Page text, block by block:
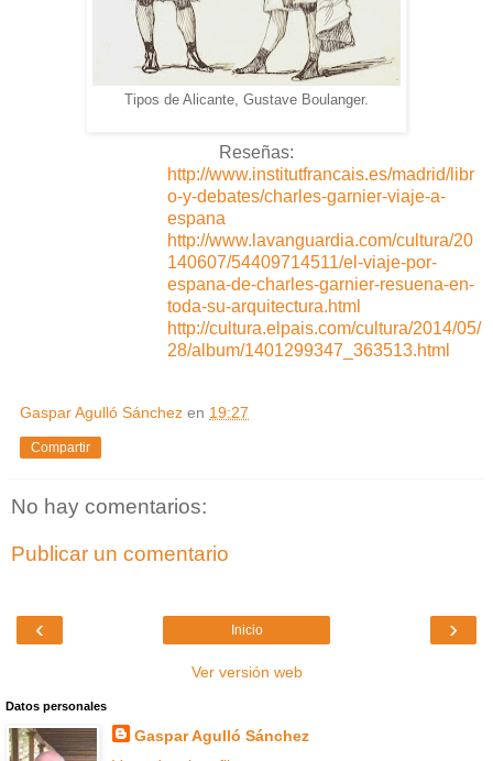
Tipos de Alicante, Gustave Boulanger.
Reseñas:
http://www.institutfrancais.es/madrid/libr
o-y-debates/charles-garnier-viaje-a-
espana
http://www.lavanguardia.com/cultura/20
140607/54409714511/el-viaje-por-
espana-de-charles-garnier-resuena-en-
toda-su-arquitectura.html
http://cultura.elpais.com/cultura/2014/05/
28/album/1401299347_363513.html
Gaspar Agulló Sánchez en 19:27
Compartir
No hay comentarios:
Publicar un comentario
‹ ›
Inicio
Ver versión web
Datos personales
Gaspar Agulló Sánchez